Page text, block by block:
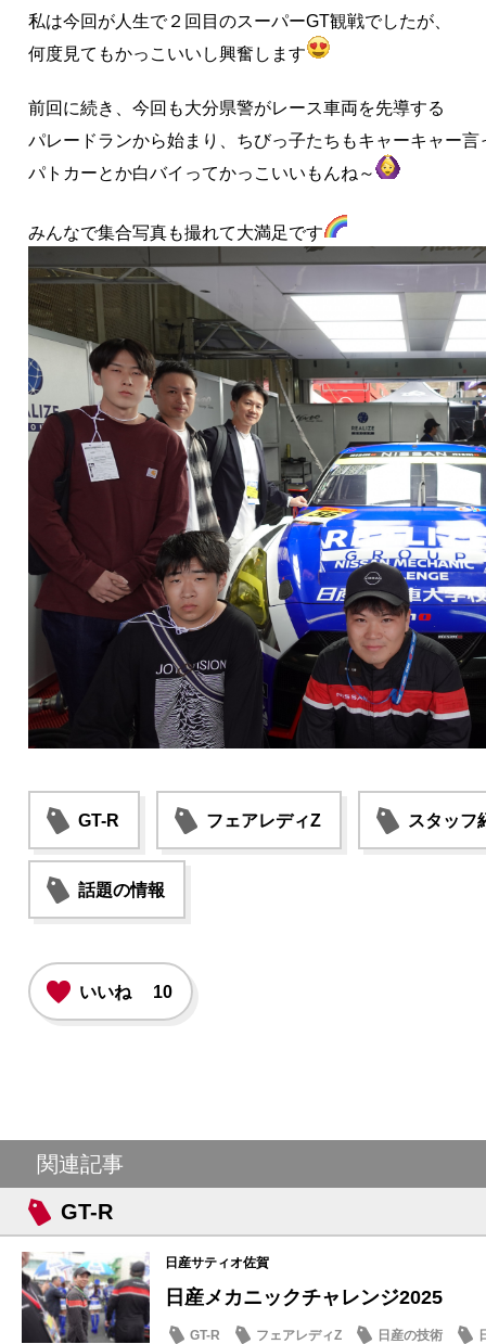
私は今回が人生で２回目のスーパーGT観戦でしたが、
何度見てもかっこいいし興奮します
前回に続き、今回も大分県警がレース車両を先導する
パレードランから始まり、ちびっ子たちもキャーキャー言
パトカーとか白バイってかっこいいもんね～
みんなで集合写真も撮れて大満足です
GT-R フェアレディZ スタッフ
話題の情報
いいね 10
関連記事
GT-R
日産サティオ佐賀
日産メカニックチャレンジ2025
GT-R フェアレディZ 日産の技術